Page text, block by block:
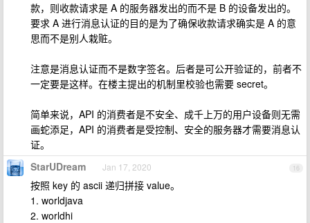
款，则收款请求是 A 的服务器发出的而不是 B 的设备发出的。
要求 A 进行消息认证的目的是为了确保收款请求确实是 A 的意
思而不是别人栽赃。
注意是消息认证而不是数字签名。后者是可公开验证的，前者不
一定要是这样。在楼主提出的机制里校验也需要 secret。
简单来说，API 的消费者是不安全、成千上万的用户设备则无需
画蛇添足，API 的消费者是受控制、安全的服务器才需要消息认
证。
16
StarUDream Jan 17, 2020
按照 key 的 ascii 递归拼接 value。
1. worldjava
2. worldhi